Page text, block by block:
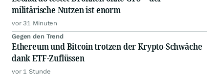
militärische Nutzen ist enorm
vor 31 Minuten
Gegen den Trend
Ethereum und Bitcoin trotzen der Krypto-Schwäche
dank ETF-Zuflüssen
vor 1 Stunde